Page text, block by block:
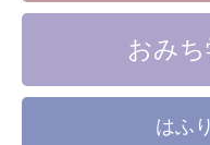
おみ
はふ